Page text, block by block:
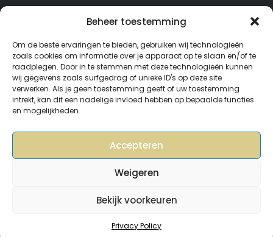
Beheer toestemming
Om de beste ervaringen te bieden, gebruiken wij technologieën
zoals cookies om informatie over je apparaat op te slaan en/of te
raadplegen. Door in te stemmen met deze technologieën kunnen
wij gegevens zoals surfgedrag of unieke ID's op deze site
verwerken. Als je geen toestemming geeft of uw toestemming
intrekt, kan dit een nadelige invloed hebben op bepaalde functies
en mogelijkheden.
Accepteren
Weigeren
Bekijk voorkeuren
Privacy Policy
© Copyright SterrenHosting 2021-2026 - In opdracht
van Lynaly.nl